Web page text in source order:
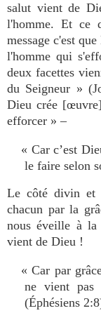
salut vient de
l'homme. Et ce
message c'est
l'homme qui
deux facettes
du Seigneur »
Dieu crée
efforcer » –
« Car c’est
le faire selon
Le côté divin et
chacun par la
nous éveille à la
vient de Dieu !
« Car par
ne vient pas
(Éphésiens